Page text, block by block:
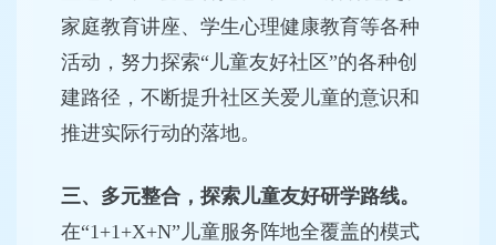
家庭教育讲座、学生心理健康教育等各种
活动，努力探索“儿童友好社区”的各种创
建路径，不断提升社区关爱儿童的意识和
推进实际行动的落地。
三、多元整合，探索儿童友好研学路线。
在“1+1+X+N”儿童服务阵地全覆盖的模式